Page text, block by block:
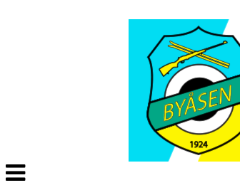
Veksle
navigasjon